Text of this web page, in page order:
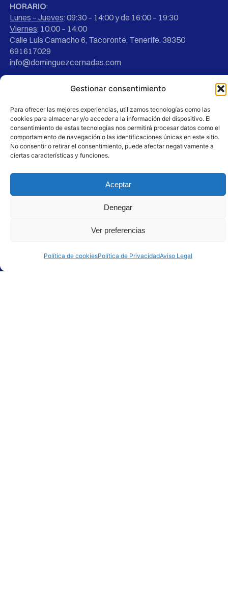
Gestionar consentimiento
Para ofrecer las mejores experiencias, utilizamos tecnologías como las
cookies para almacenar y/o acceder a la información del dispositivo. El
consentimiento de estas tecnologías nos permitirá procesar datos como el
comportamiento de navegación o las identificaciones únicas en este sitio.
No consentir o retirar el consentimiento, puede afectar negativamente a
ciertas características y funciones.
Aceptar
Denegar
Ver preferencias
Política de cookiesPolítica de PrivacidadAviso Legal
HORARIO:
Lunes – Jueves: 09:30 – 14:00 y de 16:00 – 19:30
Viernes: 10:00 – 14:00
Calle Luis Camacho 6, Tacoronte, Tenerife. 38350
691617029
info@dominguezcernadas.com